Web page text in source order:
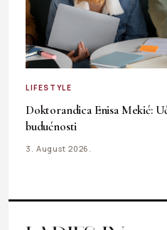
LIFESTYLE
Doktorandica Enisa Mekić:
budućnosti
3. August 2026.